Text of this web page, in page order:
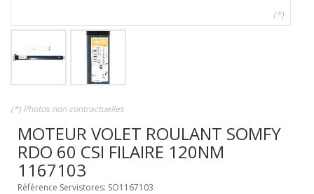
(*)
(*) Photos non contractuelles
MOTEUR VOLET ROULANT SOMFY
RDO 60 CSI FILAIRE 120NM
1167103
Référence Servistores: SO1167103